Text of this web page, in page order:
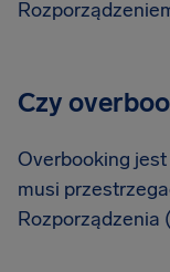
Czy
Overbooking
musi
Rozporządzenia